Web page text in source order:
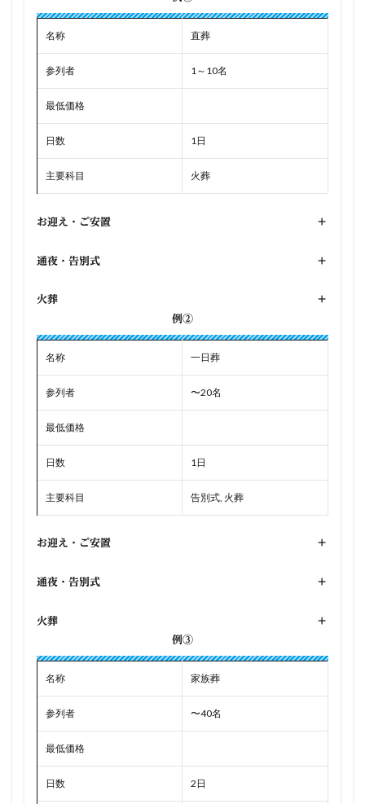
名称 直葬
参列者 1～10名
最低価格
日数 1日
主要科目 火葬
お迎え・ご安置 +
通夜・告別式 +
火葬
+
例②
名称 一日葬
参列者 〜20名
最低価格
日数 1日
主要科目 告別式, 火葬
お迎え・ご安置 +
通夜・告別式 +
火葬
+
例③
名称 家族葬
参列者 〜40名
最低価格
日数 2日